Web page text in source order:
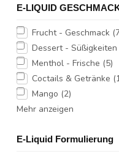
E-LIQUID
Frucht - Geschmack
Dessert - Süßigkeiten
Menthol - Frische (5)
Coctails & Getränke
Mango (2)
Mehr anzeigen
E-Liquid Formulierung